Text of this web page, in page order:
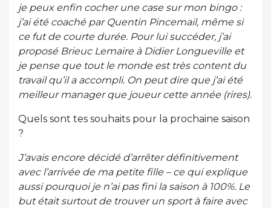
je peux enfin cocher une case sur mon bingo :
j’ai été coaché par Quentin Pincemail, même si
ce fut de courte durée. Pour lui succéder, j’ai
proposé Brieuc Lemaire à Didier Longueville et
je pense que tout le monde est très content du
travail qu’il a accompli. On peut dire que j’ai été
meilleur manager que joueur cette année (rires).
Quels sont tes souhaits pour la prochaine saison
?
J’avais encore décidé d’arrêter définitivement
avec l’arrivée de ma petite fille – ce qui explique
aussi pourquoi je n’ai pas fini la saison à 100%. Le
but était surtout de trouver un sport à faire avec